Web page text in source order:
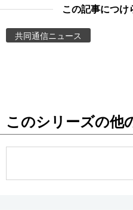
People
この記事につけ
共同通信ニュース
このシリーズの他